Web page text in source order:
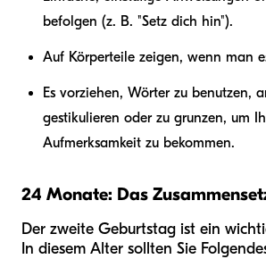
befolgen (z. B. "Setz dich hin").
Auf Körperteile zeigen, wenn man
Es vorziehen, Wörter zu benutzen,
gestikulieren oder zu grunzen, um
Aufmerksamkeit zu bekommen.
24 Monate: Das
Der zweite Geburtstag ist ein
In diesem Alter sollten Sie